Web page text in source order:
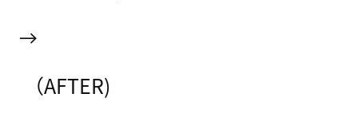
→
（AFTER)